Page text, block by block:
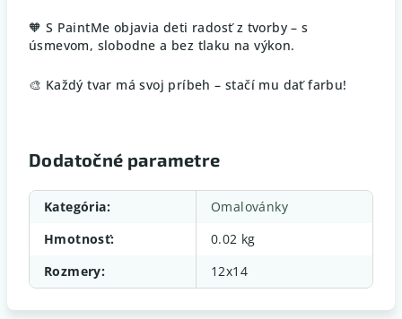
🧡 S PaintMe objavia deti radosť z tvorby – s
úsmevom, slobodne a bez tlaku na výkon.
🎨 Každý tvar má svoj príbeh – stačí mu dať farbu!
Dodatočné parametre
Kategória:
Omalovánky
Hmotnosť:
0.02 kg
Rozmery: 12x14